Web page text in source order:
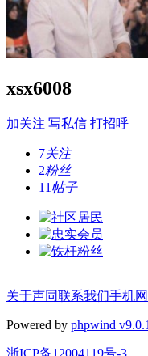
xsx6008
加关注 写私信 打招呼
7关注
2粉丝
11 帖子
关于声同联系我们手机
Powered by phpwind v9.0.1
浙ICP备12004119号-3